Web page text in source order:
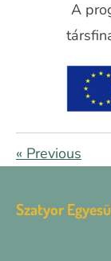
A
« Previous
Szatyor